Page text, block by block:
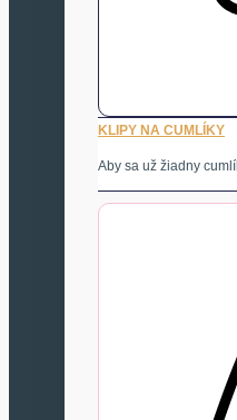
KLIPY NA CUMLÍKY
Aby sa už žiadny